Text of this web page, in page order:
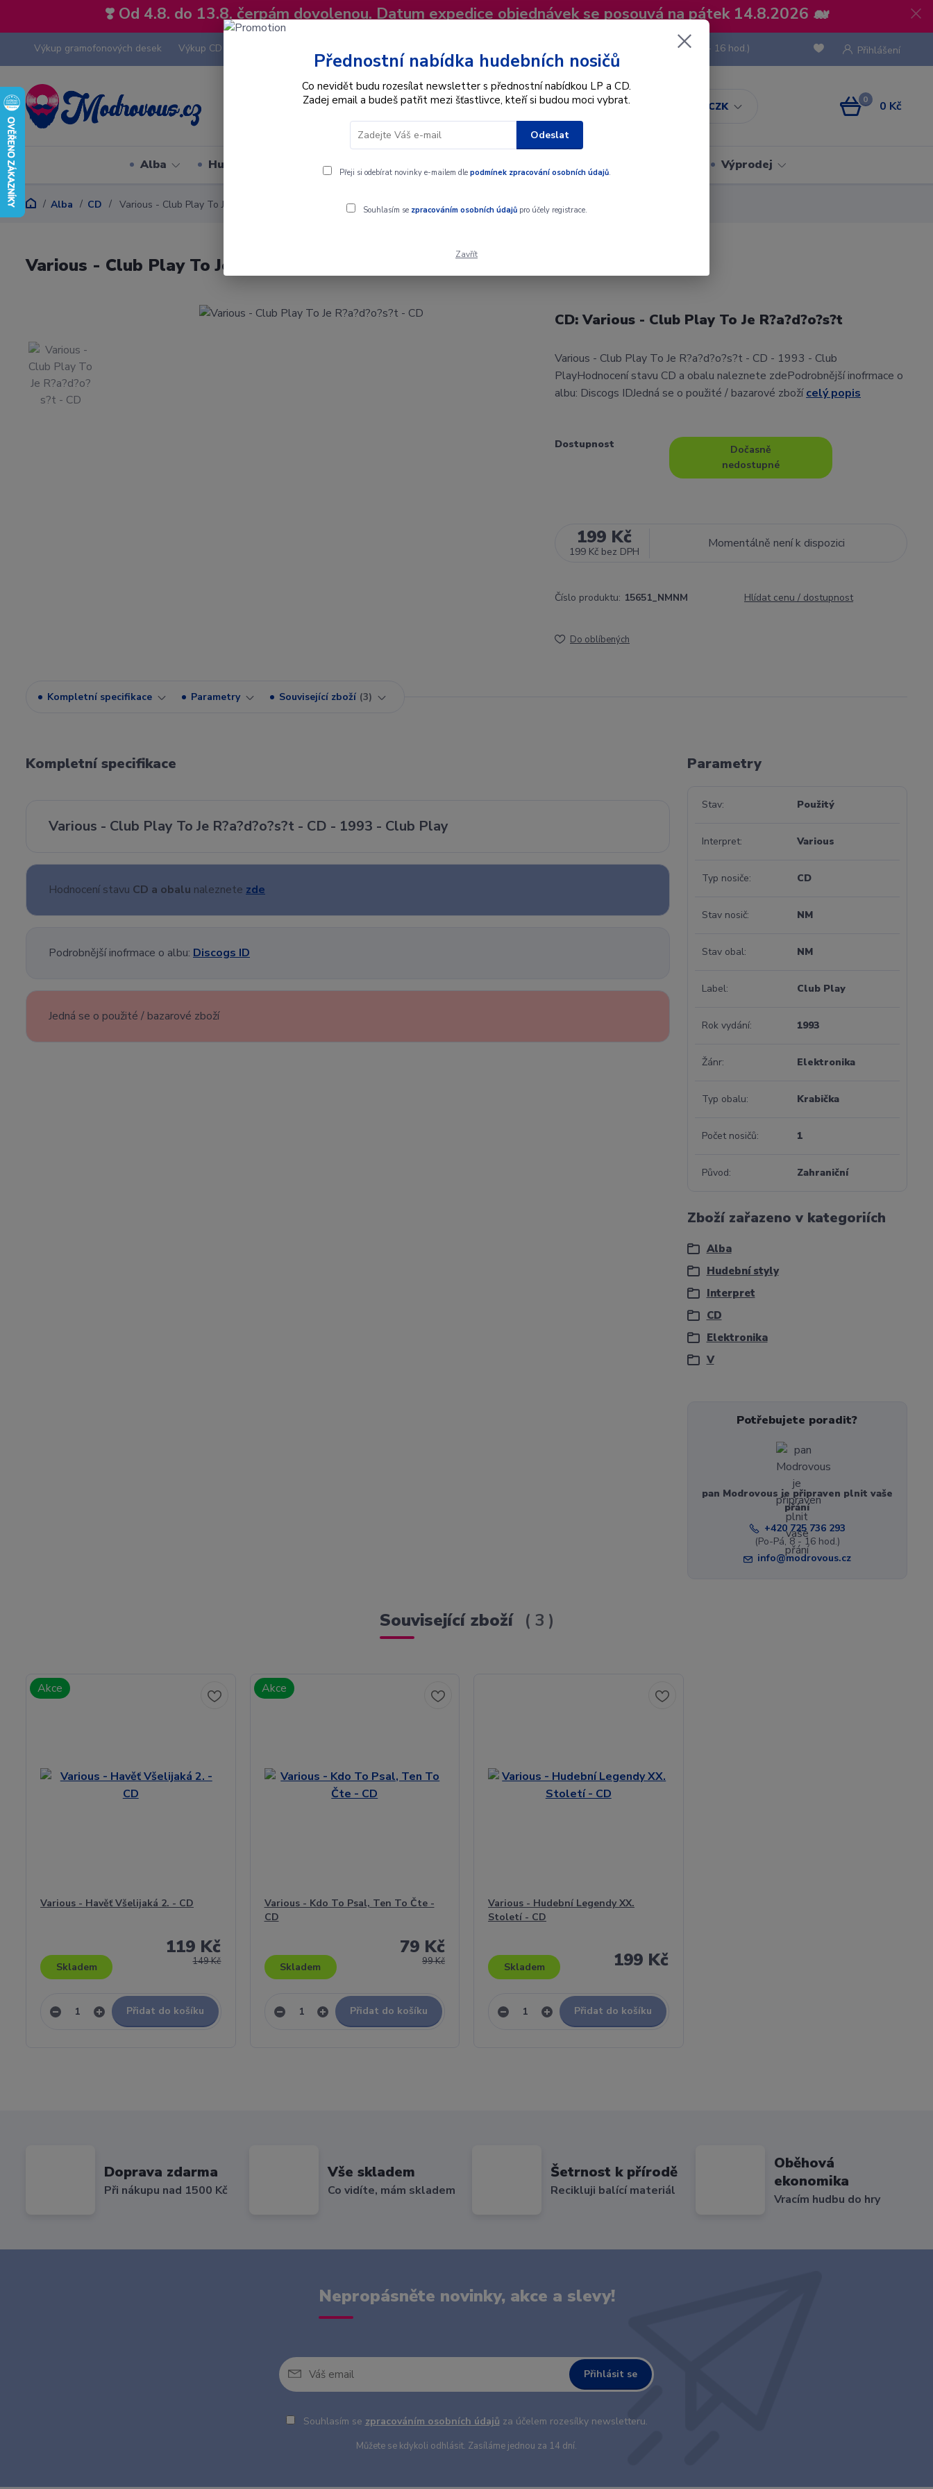
❣️ Od 4.8. do 13.8. čerpám dovolenou. Datum expedice objednávek se posouvá na pátek 14.8.2026 🐋
Výkup gramofonových desek Výkup CD
CZK
Přihlášení
Hledat
(Po-Pá, 8 - 16 hod.)
0 0 Kč
Alba Hudební styly Interpret Dárkové poukazy Výprodej
Alba CD Various - Club Play To Je R?a?d?o?s?t - CD
Various - Club Play To Je R?a?d?o?s?t - CD
CD: Various - Club Play To Je R?a?d?o?s?t
Various - Club Play To Je R?a?d?o?s?t - CD - 1993 - Club
PlayHodnocení stavu CD a obalu naleznete zdePodrobnější inofrmace o
albu: Discogs IDJedná se o použité / bazarové zbožícelý popis
Dostupnost
Dočasně
nedostupné
199 Kč
199 Kč bez DPH
Momentálně není k dispozici
Číslo produktu: 15651_NMNM Hlídat cenu / dostupnost
Do oblíbených
Kompletní specifikace Parametry Související zboží 3
Kompletní specifikace
Various - Club Play To Je R?a?d?o?s?t - CD - 1993 - Club Play
Hodnocení stavu CD a obalu naleznete zde
Podrobnější inofrmace o albu: Discogs ID
Jedná se o použité / bazarové zboží
Parametry
Stav Použitý
Interpret Various
Typ nosiče CD
Stav nosič NM
Stav obal NM
Label Club Play
Rok vydání 1993
Žánr Elektronika
Typ obalu Krabička
Počet nosičů 1
Původ Zahraniční
Zboží zařazeno v kategoriích
Alba
Hudební styly
Interpret
CD
Elektronika
V
Potřebujete poradit?
pan Modrovous je připraven plnit vaše
přání
+420 725 736 293
(Po-Pá, 8 - 16 hod.)
info@modrovous.cz
Související zboží 3
Akce
Various - Havěť Všelijaká 2. - CD
149 Kč
119 Kč
Skladem
Přidat do košíku
Akce
Various - Kdo To Psal, Ten To Čte -
CD
99 Kč
79 Kč
Skladem
Přidat do košíku
Various - Hudební Legendy XX.
Století - CD
199 Kč
Skladem
Přidat do košíku
Doprava zdarma
Při nákupu nad 1500 Kč
Vše skladem
Co vidíte, mám skladem
Šetrnost k přírodě
Recikluji balící materiál
Oběhová
ekonomika
Vracím hudbu do hry
Nepropásněte novinky, akce a slevy!
Přihlásit se
Souhlasím se zpracováním osobních údajů za účelem rozesílky newsletteru.
Můžete se kdykoli odhlásit. Zasíláme jednou za 14 dní.
Přednostní nabídka hudebních nosičů
Co nevidět budu rozesílat newsletter s přednostní nabídkou LP a CD.
Zadej email a budeš patřit mezi šťastlivce, kteří si budou moci vybrat.
Odeslat
Přeji si odebírat novinky e-mailem dle podmínek zpracování osobních údajů.
Souhlasím se zpracováním osobních údajůpro účely registrace.
Zavřít